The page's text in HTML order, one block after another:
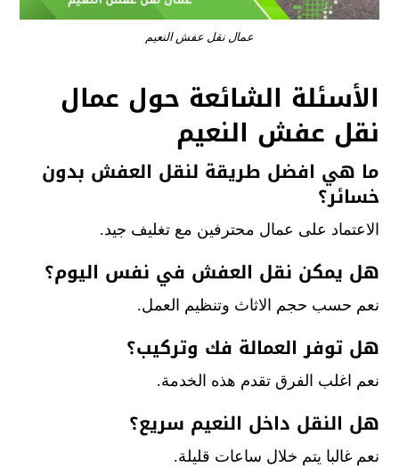
عمال نقل عفش النعيم
الأسئلة الشائعة حول عمال
نقل عفش النعيم
ما هي افضل طريقة لنقل العفش بدون
خسائر؟
الاعتماد على عمال محترفين مع تغليف جيد.
هل يمكن نقل العفش في نفس اليوم؟
نعم حسب حجم الاثاث وتنظيم العمل.
هل توفر العمالة فك وتركيب؟
نعم اغلب الفرق تقدم هذه الخدمة.
هل النقل داخل النعيم سريع؟
نعم غالبا يتم خلال ساعات قليلة.